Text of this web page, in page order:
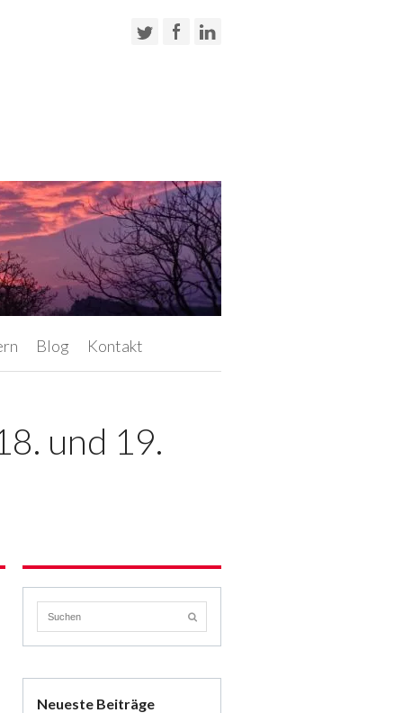
Blog Kontakt
und 19.
Neueste Beiträge